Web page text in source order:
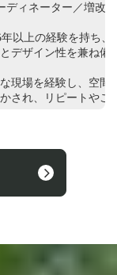
ディネーター／増改
以上の経験を持ち
デザイン性を兼ね
現場を経験し、空間
され、リピートや